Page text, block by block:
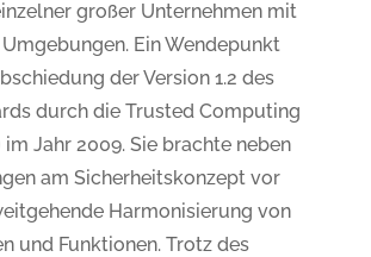
großer Unternehmen mit
Ein Wendepunkt
der Version 1.2 des
durch die Trusted Computing
im Jahr 2009. Sie brachte neben
am Sicherheitskonzept vor
Harmonisierung von
und Funktionen. Trotz des